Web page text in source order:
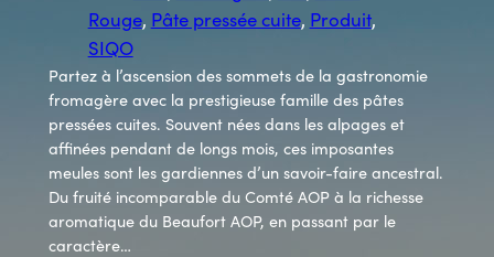
Rouge, Pâte pressée cuite, Produit
SIQO
Partez à l’ascension des sommets de la gastronomie
fromagère avec la prestigieuse famille des pâtes
pressées cuites. Souvent nées dans les alpages et
affinées pendant de longs mois, ces imposantes
meules sont les gardiennes d’un savoir-faire ancestral.
Du fruité incomparable du Comté AOP à la richesse
aromatique du Beaufort AOP, en passant par le
caractère…